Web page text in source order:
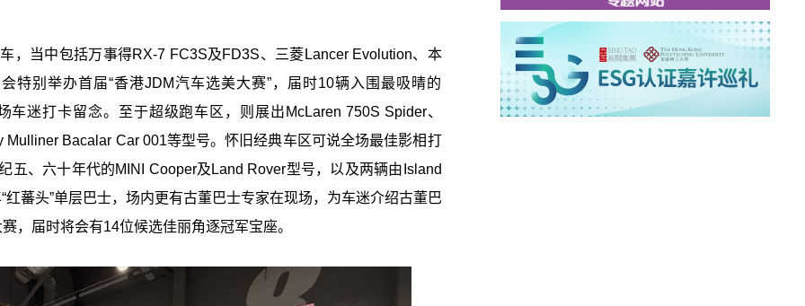
，当中包括万事得RX-7 FC3S及FD3S、三菱Lancer Evolution、本
特别举办首届“香港JDM汽车选美大赛”，届时10辆入围最吸晴的
迷打卡留念。至于超级跑车区，则展出McLaren 750S Spider、
Bacalar Car 001等型号。怀旧经典车区可说全场最佳影相打
五、六十年代的MINI Cooper及Land Rover型号，以及两辆由Island
蕃头”单层巴士，场内更有古董巴士专家在现场，为车迷介绍古董巴
，届时将会有14位候选佳丽角逐冠军宝座。